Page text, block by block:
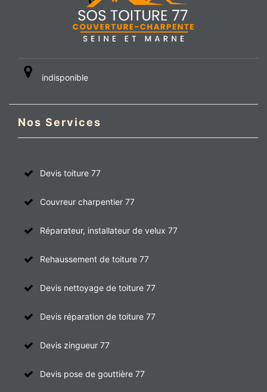
indisponible
Nos Services
Devis toiture 77
Couvreur charpentier 77
Réparateur, installateur de velux 77
Rehaussement de toiture 77
Devis nettoyage de toiture 77
Devis réparation de toiture 77
Devis zingueur 77
Devis pose de gouttière 77